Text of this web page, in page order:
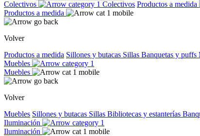
Colectivos Colectivos Productos a medida
Productos a medida
Volver
Productos a medida Sillones y butacas Sillas Banquetas y puffs
Muebles
Muebles
Volver
Muebles Sillones y butacas Sillas Bibliotecas y estanterías
Iluminación
Iluminación